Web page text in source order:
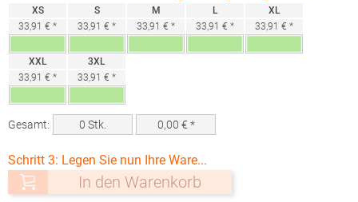
XS
33,91 € *
S
33,91 € *
M
33,91 € *
L
33,91 € *
XL
33,91 € *
XXL
33,91 € *
3XL
33,91 € *
Gesamt: 0 Stk. 0,00 € *
Schritt 3: Legen Sie nun Ihre Ware...
In den Warenkorb